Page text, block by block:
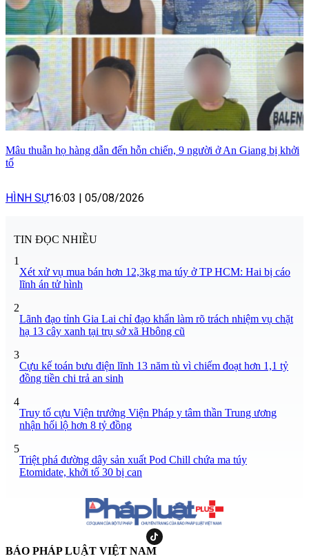
Mâu thuẫn họ hàng dẫn đến hỗn chiến, 9 người ở An Giang bị khởi
tố
HÌNH SỰ16:03 | 05/08/2026
TIN ĐỌC NHIỀU
1
Xét xử vụ mua bán hơn 12,3kg ma túy ở TP HCM: Hai bị cáo
lĩnh án tử hình
2
Lãnh đạo tỉnh Gia Lai chỉ đạo khẩn làm rõ trách nhiệm vụ chặt
hạ 13 cây xanh tại trụ sở xã Hbông cũ
3
Cựu kế toán bưu điện lĩnh 13 năm tù vì chiếm đoạt hơn 1,1 tỷ
đồng tiền chi trả an sinh
4
Truy tố cựu Viện trưởng Viện Pháp y tâm thần Trung ương
nhận hối lộ hơn 8 tỷ đồng
5
Triệt phá đường dây sản xuất Pod Chill chứa ma túy
Etomidate, khởi tố 30 bị can
BÁO PHÁP LUẬT VIỆT NAM